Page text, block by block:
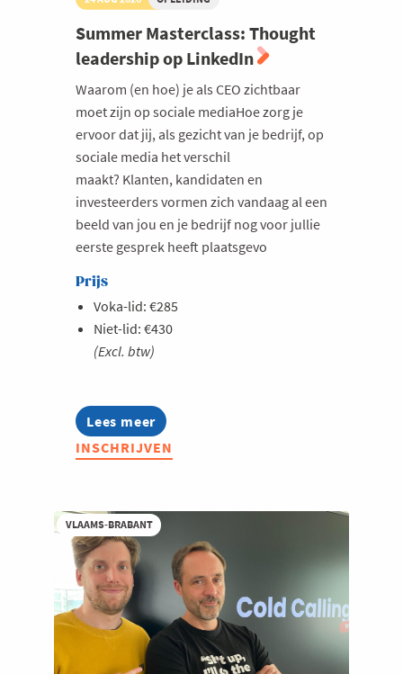
Summer Masterclass: Thought
leadership op LinkedIn
Waarom (en hoe) je als CEO zichtbaar
moet zijn op sociale mediaHoe zorg je
ervoor dat jij, als gezicht van je bedrijf, op
sociale media het verschil
maakt? Klanten, kandidaten en
investeerders vormen zich vandaag al een
beeld van jou en je bedrijf nog voor jullie
eerste gesprek heeft plaatsgevo
Prijs
Voka-lid: €285
Niet-lid: €430
(Excl. btw)
Lees meer
about
Summer
Masterclass:
LinkedIn
INSCHRIJVEN
VLAAMS-BRABANT
Milieu
Mobiliteit
Netwerking
Onderwijs
Opvolging en Overname
Persoonlijke vaardigheden
Regeringsvorming
Retail
Ruimtelijke ordening en Infrastructuur
Scale-ups
Starten
Strategie
Welzijn en gezondheidszorg